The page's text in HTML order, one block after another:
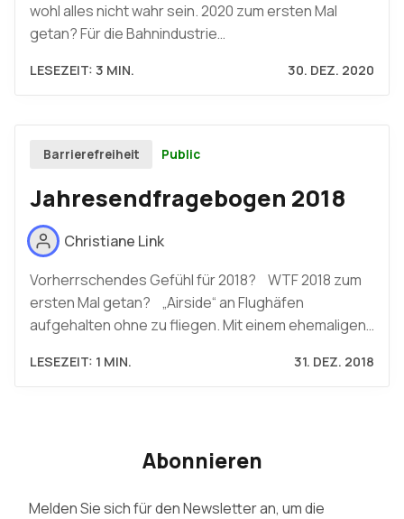
wohl alles nicht wahr sein. 2020 zum ersten Mal
getan? Für die Bahnindustrie…
LESEZEIT: 3 MIN. 30. DEZ. 2020
Barrierefreiheit Public
Jahresendfragebogen 2018
Christiane Link
Vorherrschendes Gefühl für 2018? WTF 2018 zum
ersten Mal getan? „Airside“ an Flughäfen
aufgehalten ohne zu fliegen. Mit einem ehemaligen…
LESEZEIT: 1 MIN. 31. DEZ. 2018
Abonnieren
Melden Sie sich für den Newsletter an, um die